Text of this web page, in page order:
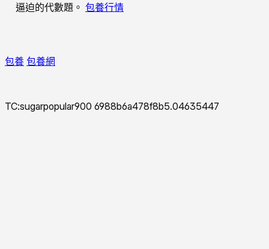
逼迫的代數題。 包養行情
包養 包養網
TC:sugarpopular900 6988b6a478f8b5.04635447